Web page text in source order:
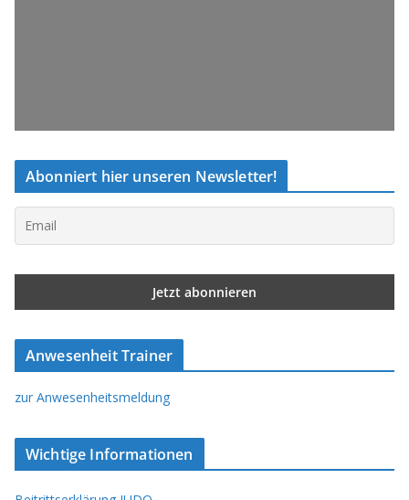
Abonniert hier unseren Newsletter!
Anwesenheit Trainer
zur Anwesenheitsmeldung
Wichtige Informationen